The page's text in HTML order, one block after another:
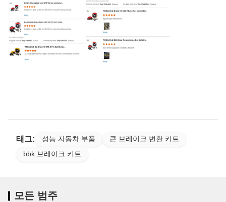
태그: 성능 자동차 부품
큰 브레이크 변환 키트
bbk 브레이크 키트
모든 범주